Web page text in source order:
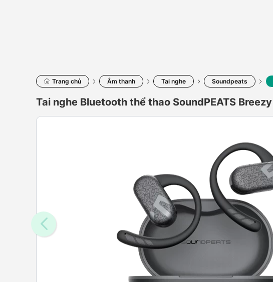
Trang chủ Âm thanh Tai nghe Soundpeats
Tai nghe Bluetooth thể thao SoundPEATS Breezy